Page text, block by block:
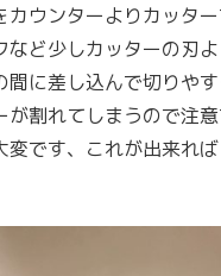
カウンターよりカッタ
など少しカッターの刃
間に差し込んで切りや
が割れてしまうので注
変です、これが出来れ